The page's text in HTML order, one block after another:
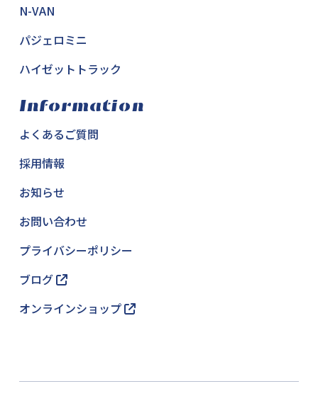
N-VAN
パジェロミニ
ハイゼットトラック
Information
よくあるご質問
採用情報
お知らせ
お問い合わせ
プライバシーポリシー
ブログ
オンラインショップ